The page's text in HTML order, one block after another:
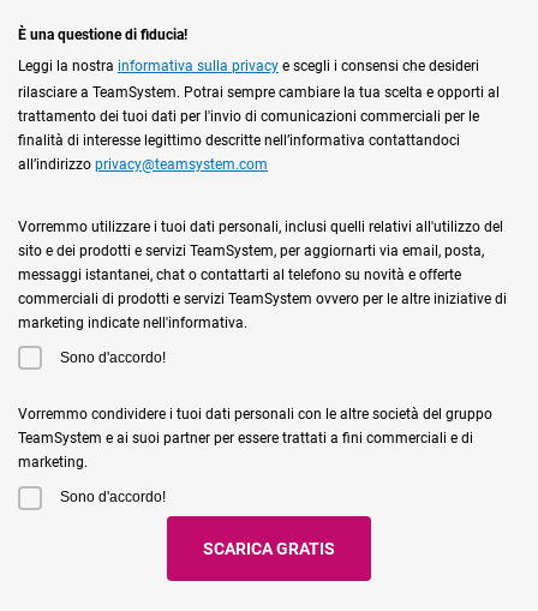
È una questione di fiducia!
Leggi la nostra informativa sulla privacy e scegli i consensi che desideri
rilasciare a TeamSystem. Potrai sempre cambiare la tua scelta e opporti al
trattamento dei tuoi dati per l'invio di comunicazioni commerciali per le
finalità di interesse legittimo descritte nell’informativa contattandoci
all’indirizzo privacy@teamsystem.com
Vorremmo utilizzare i tuoi dati personali, inclusi quelli relativi all'utilizzo del
sito e dei prodotti e servizi TeamSystem, per aggiornarti via email, posta,
messaggi istantanei, chat o contattarti al telefono su novità e offerte
commerciali di prodotti e servizi TeamSystem ovvero per le altre iniziative di
marketing indicate nell'informativa.
Sono d'accordo!
Vorremmo condividere i tuoi dati personali con le altre società del gruppo
TeamSystem e ai suoi partner per essere trattati a fini commerciali e di
marketing.
Sono d'accordo!